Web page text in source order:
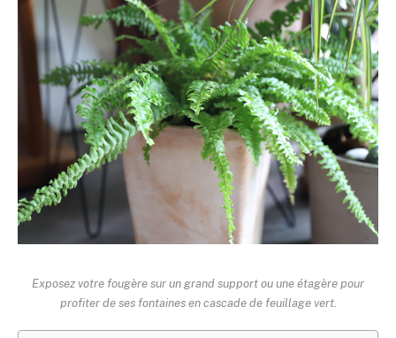
Exposez votre fougère sur un grand support ou une étagère pour
profiter de ses fontaines en cascade de feuillage vert.